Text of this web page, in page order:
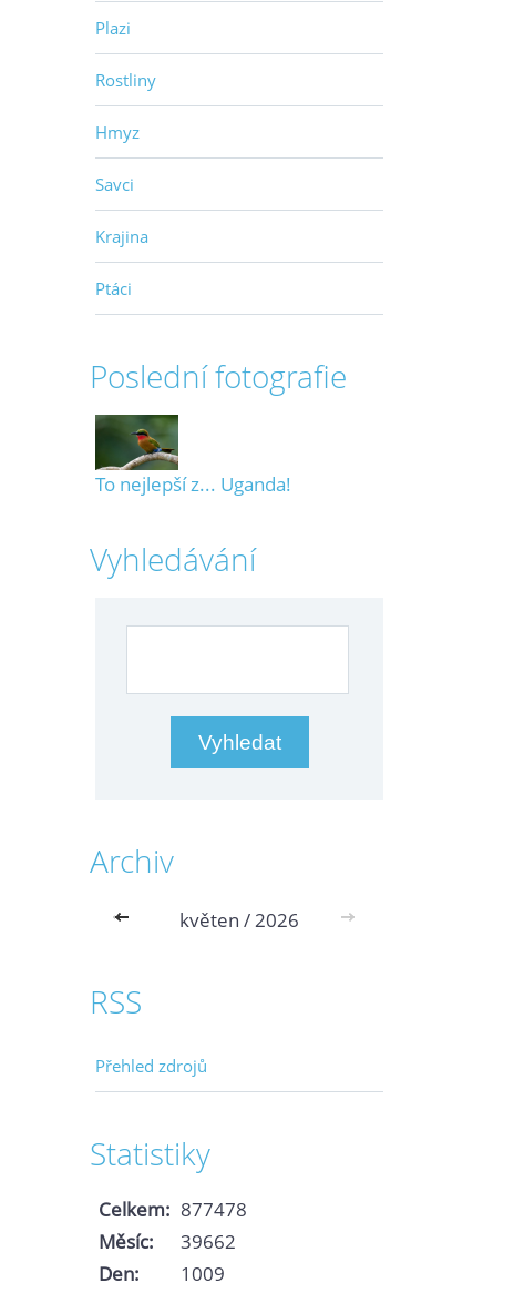
Plazi
Rostliny
Hmyz
Savci
Krajina
Ptáci
Poslední fotografie
To nejlepší z... Uganda!
Vyhledávání
Archiv
<< květen / 2026 >>
RSS
Přehled zdrojů
Statistiky
Celkem: 877478
Měsíc:
39662
Den:
1009